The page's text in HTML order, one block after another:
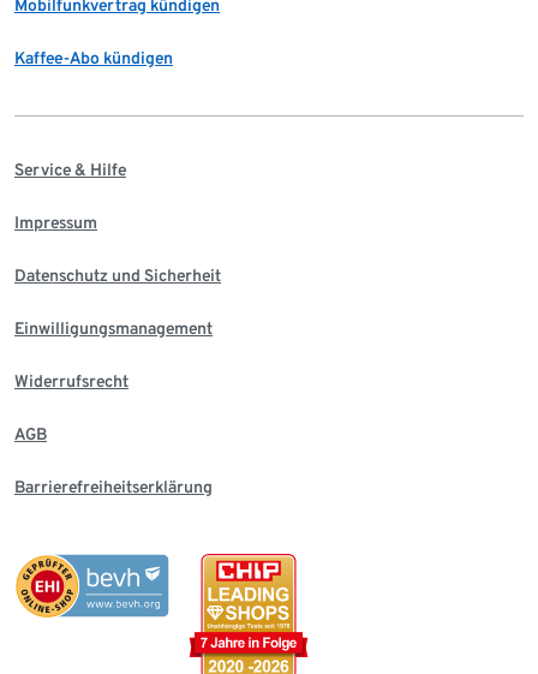
Mobilfunkvertrag kündigen
Kaffee-Abo kündigen
Service & Hilfe
Impressum
Datenschutz und Sicherheit
Einwilligungsmanagement
Widerrufsrecht
AGB
Barrierefreiheitserklärung